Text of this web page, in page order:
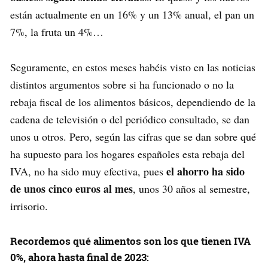
están actualmente en un 16% y un 13% anual, el pan un
7%, la fruta un 4%…
Seguramente, en estos meses habéis visto en las noticias
distintos argumentos sobre si ha funcionado o no la
rebaja fiscal de los alimentos básicos, dependiendo de la
cadena de televisión o del periódico consultado, se dan
unos u otros. Pero, según las cifras que se dan sobre qué
ha supuesto para los hogares españoles esta rebaja del
IVA, no ha sido muy efectiva, pues el ahorro ha sido
de unos cinco euros al mes, unos 30 años al semestre,
irrisorio.
Recordemos qué alimentos son los que tienen IVA
0%, ahora hasta final de 2023: